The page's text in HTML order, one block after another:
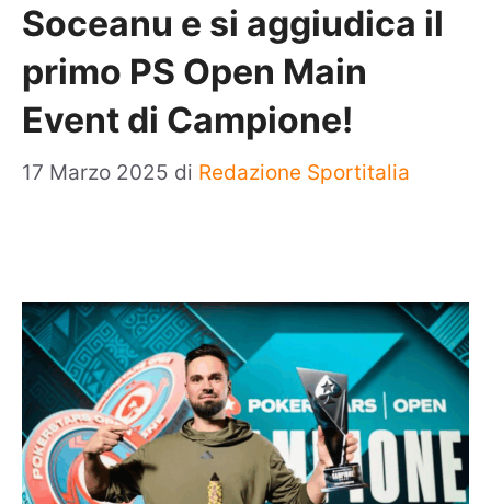
Soceanu e si aggiudica il
primo PS Open Main
Event di Campione!
17 Marzo 2025 di Redazione Sportitalia